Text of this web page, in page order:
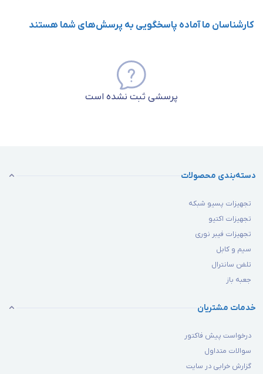
کارشناسان ما آماده پاسخگویی به پرسش‌های شما هستند
پرسشی ثبت نشده است
دسته‌بندی محصولات
تجهیزات پسیو شبکه
تجهیزات اکتیو
تجهیزات فیبر نوری
سیم و کابل
تلفن سانترال
جعبه باز
خدمات مشتریان
درخواست پیش فاکتور
سوالات متداول
گزارش خرابی در سایت